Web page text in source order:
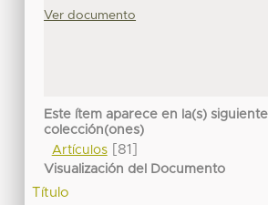
Ver documento
Este ítem aparece en la(s)
colección(ones)
Artículos[81]
Visualización del Documento
Título